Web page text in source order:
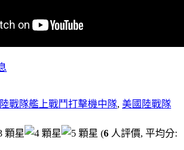
戰隊艦上戰鬥打擊機中隊, 美國陸戰隊
(6 人評價, 平均分: